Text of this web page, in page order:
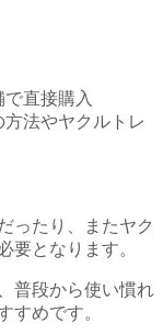
直接購入
法やヤクルトレ
ったり、またヤク
要となります。
普段から使い慣れ
すめです。